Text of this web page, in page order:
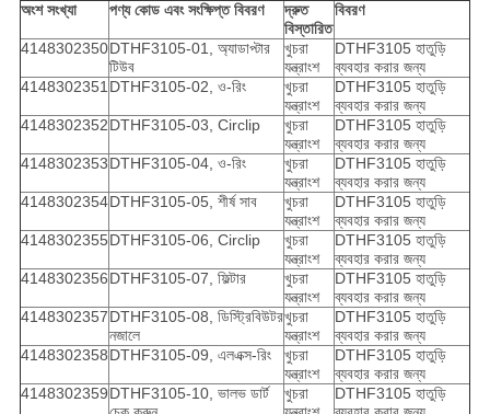
অংশ সংখ্যা
পণ্য কোড এবং সংক্ষিপ্ত বিবরণ
দ্রুত
বিস্তারিত
বিবরণ
4148302350DTHF3105-01, অ্যাডাপ্টার
টিউব
খুচরা
যন্ত্রাংশ
DTHF3105 হাতুড়ি
ব্যবহার করার জন্য
4148302351DTHF3105-02, ও-রিং
খুচরা
যন্ত্রাংশ
DTHF3105 হাতুড়ি
ব্যবহার করার জন্য
4148302352DTHF3105-03, Circlip
খুচরা
যন্ত্রাংশ
DTHF3105 হাতুড়ি
ব্যবহার করার জন্য
4148302353DTHF3105-04, ও-রিং
খুচরা
যন্ত্রাংশ
DTHF3105 হাতুড়ি
ব্যবহার করার জন্য
4148302354DTHF3105-05, শীর্ষ সাব
খুচরা
যন্ত্রাংশ
DTHF3105 হাতুড়ি
ব্যবহার করার জন্য
4148302355DTHF3105-06, Circlip
খুচরা
যন্ত্রাংশ
DTHF3105 হাতুড়ি
ব্যবহার করার জন্য
4148302356DTHF3105-07, ফিল্টার
খুচরা
যন্ত্রাংশ
DTHF3105 হাতুড়ি
ব্যবহার করার জন্য
4148302357DTHF3105-08, ডিস্ট্রিবিউটর
নজালে
খুচরা
যন্ত্রাংশ
DTHF3105 হাতুড়ি
ব্যবহার করার জন্য
4148302358DTHF3105-09, এলএক্স-রিং
খুচরা
যন্ত্রাংশ
DTHF3105 হাতুড়ি
ব্যবহার করার জন্য
4148302359DTHF3105-10, ভালভ ডার্ট
খুচরা
DTHF3105 হাতুড়ি